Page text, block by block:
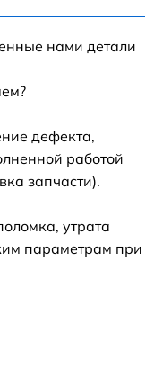
нами детали
дефекта,
работой
запчасти).
утрата
параметрам при